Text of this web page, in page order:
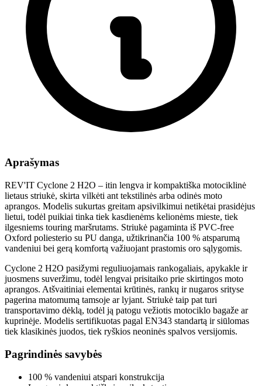
Aprašymas
REV'IT Cyclone 2 H2O – itin lengva ir kompaktiška motociklinė
lietaus striukė, skirta vilkėti ant tekstilinės arba odinės moto
aprangos. Modelis sukurtas greitam apsivilkimui netikėtai prasidėjus
lietui, todėl puikiai tinka tiek kasdienėms kelionėms mieste, tiek
ilgesniems touring maršrutams. Striukė pagaminta iš PVC-free
Oxford poliesterio su PU danga, užtikrinančia 100 % atsparumą
vandeniui bei gerą komfortą važiuojant prastomis oro sąlygomis.
Cyclone 2 H2O pasižymi reguliuojamais rankogaliais, apykakle ir
juosmens suveržimu, todėl lengvai prisitaiko prie skirtingos moto
aprangos. Atšvaitiniai elementai krūtinės, rankų ir nugaros srityse
pagerina matomumą tamsoje ar lyjant. Striukė taip pat turi
transportavimo dėklą, todėl ją patogu vežiotis motociklo bagaže ar
kuprinėje. Modelis sertifikuotas pagal EN343 standartą ir siūlomas
tiek klasikinės juodos, tiek ryškios neoninės spalvos versijomis.
Pagrindinės savybės
100 % vandeniui atspari konstrukcija